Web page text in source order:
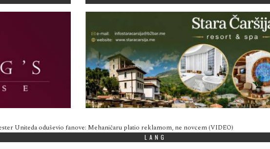
Uniteda oduševio fanove: Mehaničaru platio reklamom, ne novcem (VIDEO)
LANG